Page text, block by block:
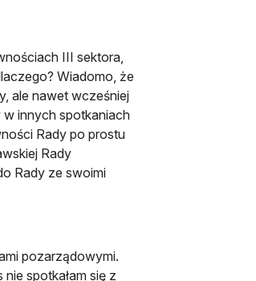
III sektora,
Wiadomo, że
ale nawet wcześniej
innych spotkaniach
Rady po prostu
Rady
Rady ze swoimi
pozarządowymi.
spotkałam się z